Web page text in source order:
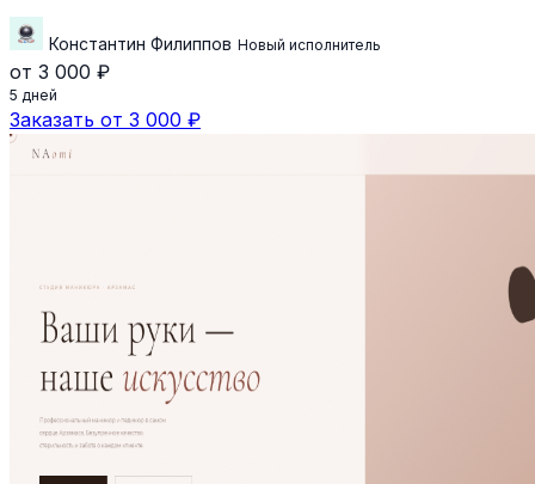
Константин Филиппов Новый исполнитель
от 3 000 ₽
5 дней
Заказать от 3 000 ₽